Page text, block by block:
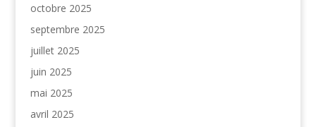
octobre 2025
septembre 2025
juillet 2025
juin 2025
mai 2025
avril 2025